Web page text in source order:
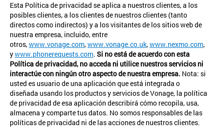
Esta Política de privacidad se aplica a nuestros clientes, a los
posibles clientes, a los clientes de nuestros clientes (tanto
directos como indirectos) y a los visitantes de los sitios web de
nuestra empresa, incluido, entre
otros,www.vonage.com,www.vonage.co.uk,www.nexmo.com,
ywww.phonerequests.com. Si no está de acuerdo con esta
Política de privacidad, no acceda ni utilice nuestros servicios ni
interactúe con ningún otro aspecto de nuestra empresa. Nota: si
usted es usuario de una aplicación que está integrada o
diseñada usando los productos y servicios de Vonage, la política
de privacidad de esa aplicación describirá cómo recopila, usa,
almacena y comparte tus datos. No somos responsables de las
políticas de privacidad ni de las acciones de nuestros clientes.